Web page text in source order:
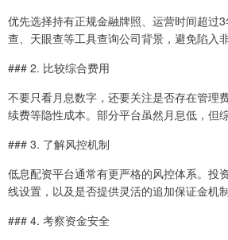
优先选择持有正规金融牌照、运营时间超过
查、天眼查等工具查询公司背景，避免陷入
### 2. 比较综合费用
不要只看月息数字，还要关注是否存在管理
续费等隐性成本。部分平台虽然月息低，但
### 3. 了解风控机制
低息配资平台通常有更严格的风控体系。投
线设置，以及是否提供灵活的追加保证金机制
### 4. 考察资金安全